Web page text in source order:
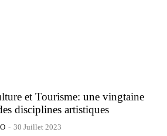
et Tourisme: une vingtaine
disciplines artistiques
- 30 Juillet 2023